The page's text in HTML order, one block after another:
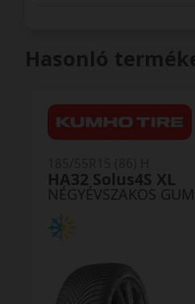
Hasonló
NÉGYÉVSZAKOS
HA32 Solus4S XL